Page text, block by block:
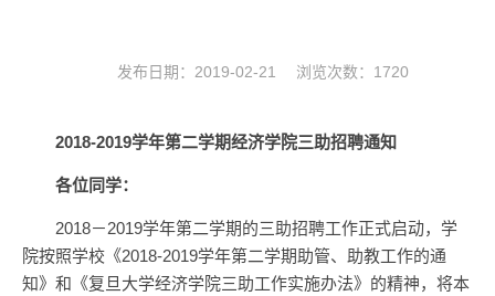
发布日期：2019-02-21 浏览次数： 1720
2018-2019学年第二学期经济学院三助招聘通知
各位同学：
2018－2019学年第二学期的三助招聘工作正式启动，学
院按照学校《2018-2019学年第二学期助管、助教工作的通
知》和《复旦大学经济学院三助工作实施办法》的精神，将本